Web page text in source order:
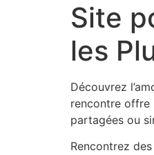
Site
les
Découvrez
rencontre offre
partagées ou
Rencontrez